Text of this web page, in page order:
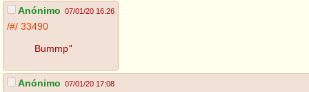
Anónimo 07/01/20 16:26
/#/ 33490
Bummp''
Anónimo 07/01/20 17:08